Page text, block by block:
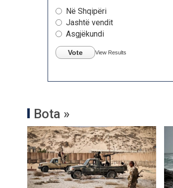
Në Shqipëri
Jashtë vendit
Asgjëkundi
Vote View Results
Bota »